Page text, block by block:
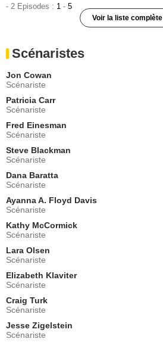
- 2 Episodes : 1 - 5
Voir la liste complète
- 1 Episode :11
Lynn McDonald
- 1 Episode :
Rosanna Arquette
Corinne Davis
- 1 Episode :13
Rosanna Arquette
Corinne
- 1 Episode :
Kellie Martin
Michelle Larsen
- 1 Episode :2
Amanda Detmer
Morgan Gellman
- 1 Episode :
Tracie Thoms
Colette
- 1 Episode :4
John Getz
Mr. Kent
- 1 Episode :
Rosalind Chao
Lillie Jordan
Scénaristes
Jon Cowan
Scénariste
Patricia Carr
Scénariste
Fred Einesman
Scénariste
Steve Blackman
Scénariste
Dana Baratta
Scénariste
Ayanna A. Floyd Davis
Scénariste
Kathy McCormick
Scénariste
Lara Olsen
Scénariste
Elizabeth Klaviter
Scénariste
Craig Turk
Scénariste
Jesse Zigelstein
Scénariste